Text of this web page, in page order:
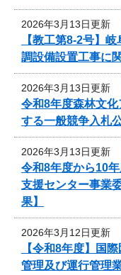
2026年3月13日更新
【教工第8-2号】
調設備設置工事に
2026年3月13日更新
令和8年度森林文
する一般競争入札
2026年3月13日更新
令和8年度から10
支援センター事業
果】
2026年3月12日更新
【令和8年度】国
管理及び運行管理